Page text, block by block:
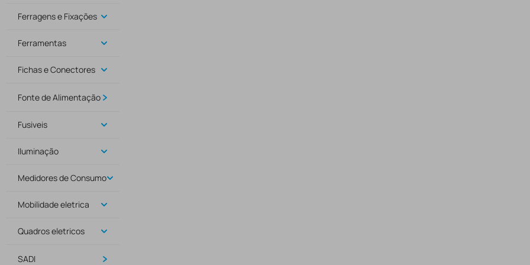
Ferragens e Fixações
Ferramentas
Fichas e Conectores
Fonte de Alimentação
Fusiveis
Iluminação
Medidores de Consumo
Mobilidade eletrica
Quadros eletricos
SADI